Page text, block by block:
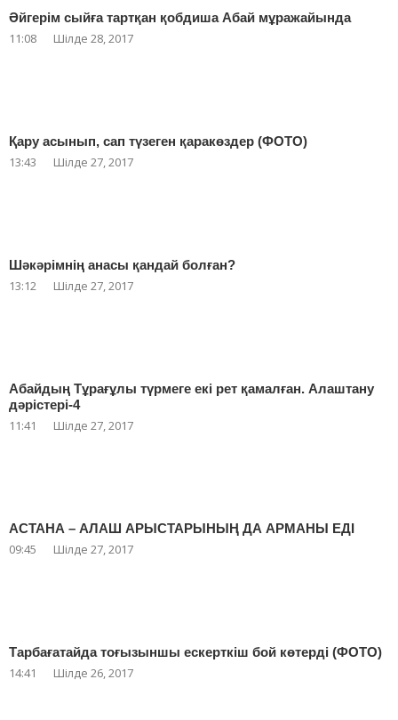
Әйгерім сыйға тартқан қобдиша Абай мұражайында
11:08 Шілде 28, 2017
Қару асынып, сап түзеген қаракөздер (ФОТО)
13:43 Шілде 27, 2017
Шәкәрімнің анасы қандай болған?
13:12 Шілде 27, 2017
Абайдың Тұрағұлы түрмеге екі рет қамалған. Алаштану
дәрістері-4
11:41 Шілде 27, 2017
АСТАНА – АЛАШ АРЫСТАРЫНЫҢ ДА АРМАНЫ ЕДІ
09:45 Шілде 27, 2017
Тарбағатайда тоғызыншы ескерткіш бой көтерді (ФОТО)
14:41 Шілде 26, 2017